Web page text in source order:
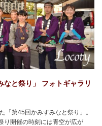
なと祭り」 フォトギャラリ
「第45回かみすみなと祭り」。
り開催の時刻には青空が広が